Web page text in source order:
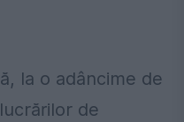
la o adâncime de
de